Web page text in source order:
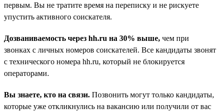
первым. Вы не тратите время на переписку и не рискуете
упустить активного соискателя.
Дозваниваемость через hh.ru на 30% выше, чем при
звонках с личных номеров соискателей. Все кандидаты звонят
с технического номера hh.ru, который не блокируется
операторами.
Вы знаете, кто на связи. Позвонить могут только кандидаты,
которые уже откликнулись на вакансию или получили от вас